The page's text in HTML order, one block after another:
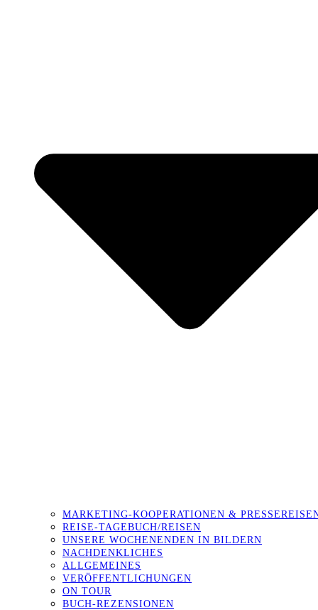
MARKETING-KOOPERATIONEN &
REISE-TAGEBUCH/REISEN
UNSERE WOCHENENDEN IN BILDERN
NACHDENKLICHES
ALLGEMEINES
VERÖFFENTLICHUNGEN
ON TOUR
BUCH-REZENSIONEN